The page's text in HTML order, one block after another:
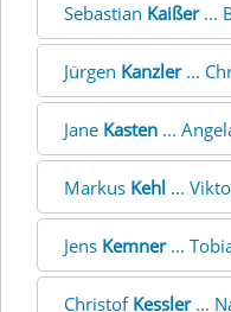
Sebastian Kaißer...
Jürgen Kanzler...
Jane Kasten ...
Markus Kehl ...
Jens Kemner...
Christof Kessler...